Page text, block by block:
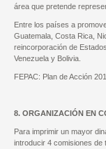
área que pretende
Entre los países a
Guatemala, Costa Rica,
reincorporación de
Venezuela y Bolivia.
FEPAC: Plan de Acción
8. ORGANIZACIÓN EN
Para imprimir un mayor
introducir 4 comisiones de